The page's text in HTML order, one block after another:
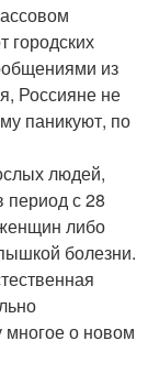
городских
из
Россияне не
паникуют, по
людей,
с 28
либо
болезни.
многое о новом